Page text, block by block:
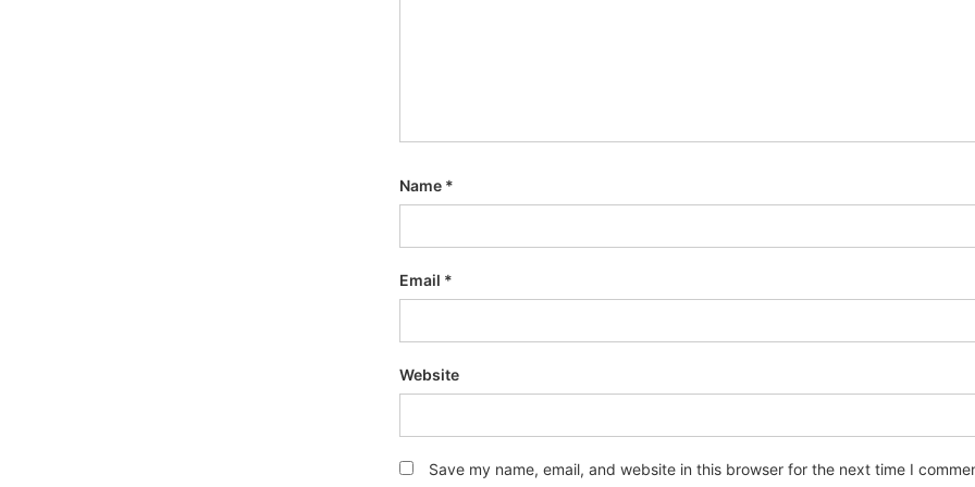
Name *
Email *
Website
Save my name, email, and website in this browser for the next time I